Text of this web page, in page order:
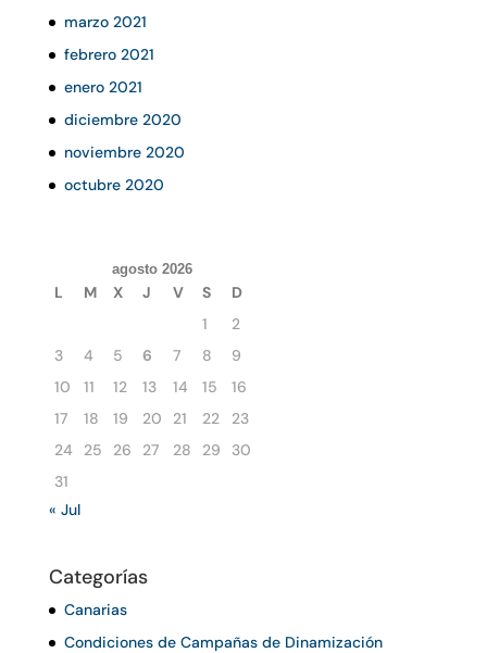
marzo 2021
febrero 2021
enero 2021
diciembre 2020
noviembre 2020
octubre 2020
agosto 2026
L M X J V S
D
1
2
3
4 5 6 7 8
9
10
11 12 13 14 15
16
17
18 19 20 21 22
23
24
25 26 27 28 29
30
31
« Jul
Categorías
Canarias
Condiciones de Campañas de Dinamización